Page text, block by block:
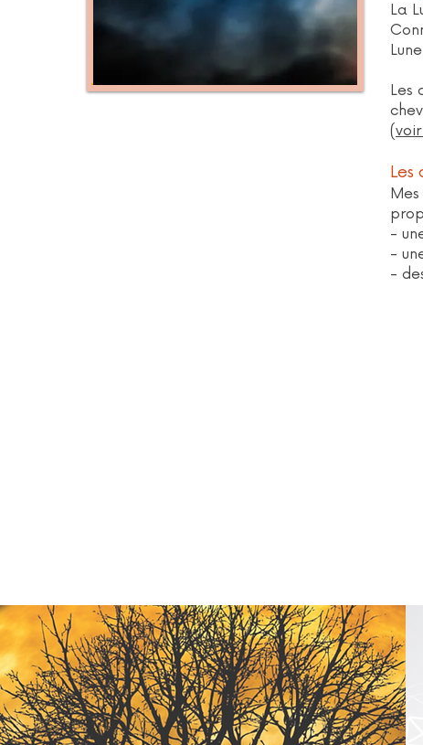
La
Les
(
Les
-
-
-